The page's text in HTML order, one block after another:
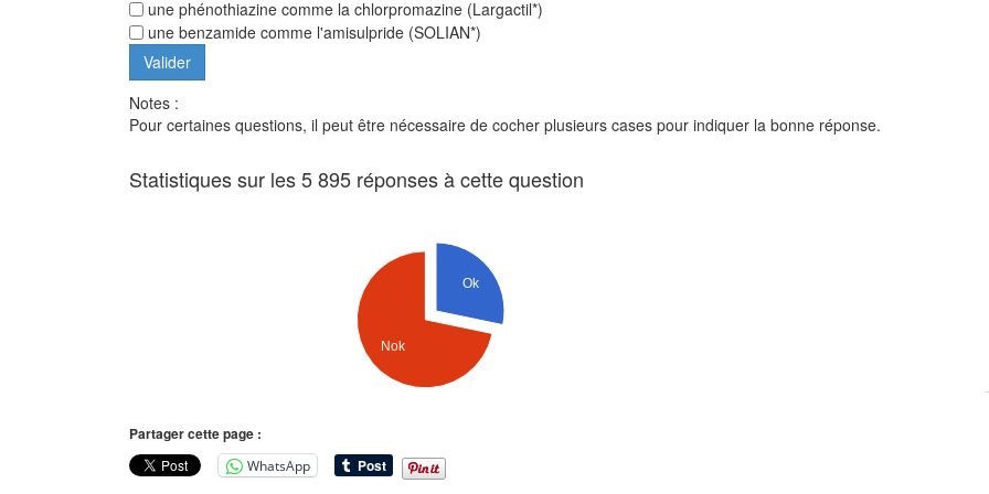
une phénothiazine comme la chlorpromazine (Largactil*)
une benzamide comme l'amisulpride (SOLIAN*)
Notes :
Pour certaines questions, il peut être nécessaire de cocher plusieurs cases pour indiquer la bonne réponse.
Statistiques sur les 5 895 réponses à cette question
Ok
Nok
Partager cette page :
WhatsApp